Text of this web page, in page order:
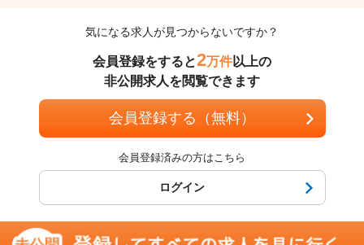
気になる求人が見つからないですか？
会員登録をすると2万件以上の
非公開求人を閲覧できます
会員登録する（無料）
会員登録済みの方はこちら
ログイン